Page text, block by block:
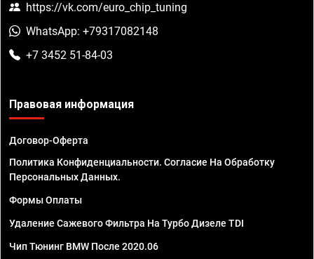
https://vk.com/euro_chip_tuning
WhatsApp: +79317082148
+7 3452 51-84-03
Правовая информация
Договор-Оферта
Политика Конфиденциальности. Согласие На Обработку
Персональных Данных.
Формы Оплаты
Удаление Сажевого Фильтра На Турбо Дизеле TDI
Чип Тюнинг BMW После 2020.06